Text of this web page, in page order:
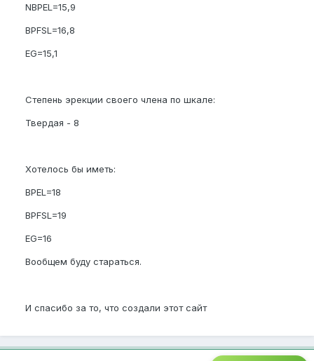
NBPEL=15,9
BPFSL=16,8
EG=15,1
Степень эрекции своего члена по шкале:
Твердая - 8
Хотелось бы иметь:
BPEL=18
BPFSL=19
EG=16
Вообщем буду стараться.
И спасибо за то, что создали этот сайт